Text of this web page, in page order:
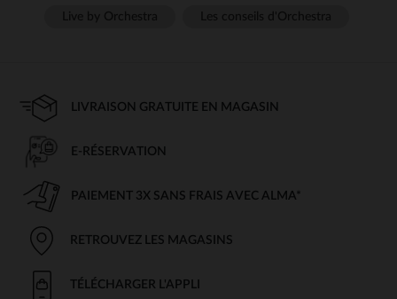
LIVRAISON GRATUITE EN MAGASIN
E-RÉSERVATION
PAIEMENT 3X SANS FRAIS AVEC ALMA*
RETROUVEZ LES MAGASINS
TÉLÉCHARGER L'APPLI